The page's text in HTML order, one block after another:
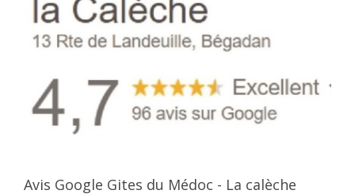
Avis Google Gites du Médoc - La calèche